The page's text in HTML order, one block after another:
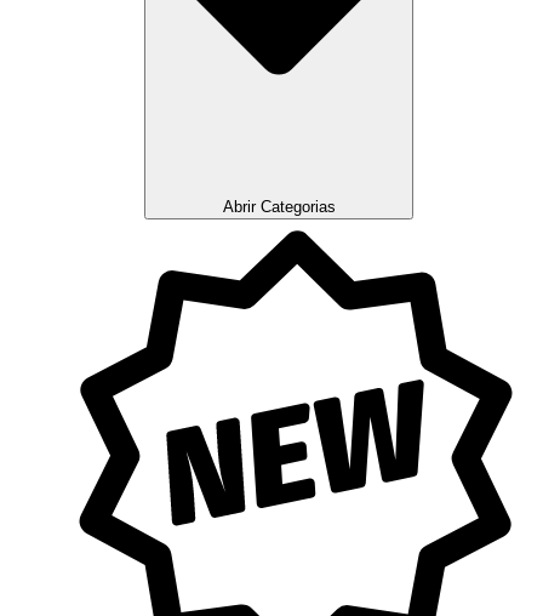
Abrir Categorias